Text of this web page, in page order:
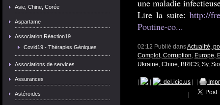
Asie, Chine, Corée
Aspartame
Association Réaction19
Covid19 - Thérapies Géniques
Associations de services
Assurances
Astéroïdes
une maladie
Lire la suite: http://
Poutine-co...
02:12 Publié dansActualité,
Complot, Corruption, Europe,
Ukraine, Chine, BRICS; Sy,
del.icio.us